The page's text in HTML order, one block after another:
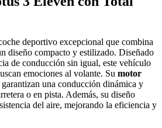
deportivo excepcional que combina
diseño compacto y estilizado. Diseñado
de conducción sin igual, este vehículo
emociones al volante. Su motor
una conducción dinámica y
o en pista. Además, su diseño
del aire, mejorando la eficiencia y